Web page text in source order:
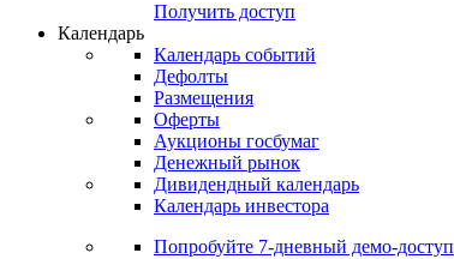
Получить доступ
Календарь
Календарь событий
Дефолты
Размещения
Оферты
Аукционы госбумаг
Денежный рынок
Дивидендный календарь
Календарь инвестора
Попробуйте 7-дневный демо-доступ